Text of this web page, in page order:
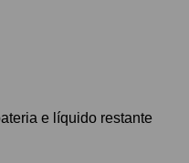
e líquido restante